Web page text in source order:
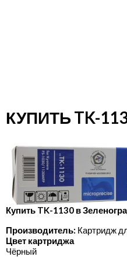
КУПИТЬ TK-
Купить TK-1130 в
Производитель: Картридж
Цвет картриджа
Чёрный